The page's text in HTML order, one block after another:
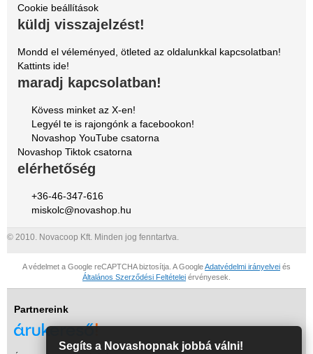
Cookie beállítások
küldj visszajelzést!
Mondd el véleményed, ötleted az oldalunkkal kapcsolatban!
Kattints ide!
maradj kapcsolatban!
Kövess minket az X-en!
Legyél te is rajongónk a facebookon!
Novashop YouTube csatorna
Novashop Tiktok csatorna
elérhetőség
+36-46-347-616
miskolc@novashop.hu
© 2010. Novacoop Kft. Minden jog fenntartva.
A védelmet a Google reCAPTCHA biztosítja. A GoogleAdatvédelmi irányelvei és
Általános Szerződési Feltételei érvényesek.
Partnereink
Segíts a Novashopnak jobbá válni!